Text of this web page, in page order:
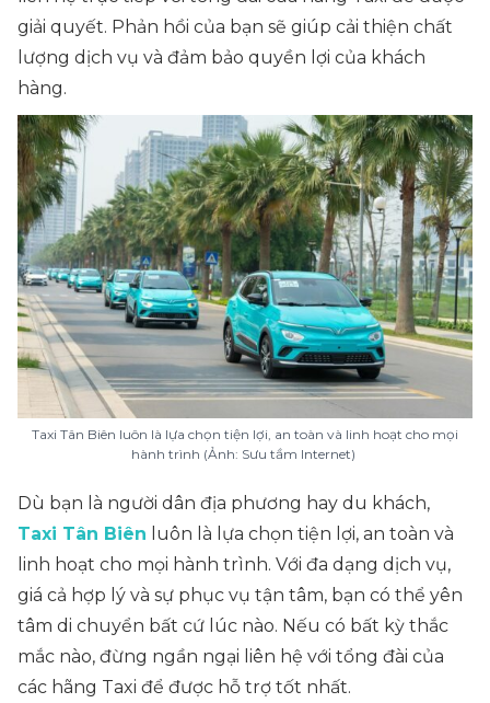
giải quyết. Phản hồi của bạn sẽ giúp cải thiện chất
lượng dịch vụ và đảm bảo quyền lợi của khách
hàng.
Taxi Tân Biên luôn là lựa chọn tiện lợi, an toàn và linh hoạt cho mọi
hành trình (Ảnh: Sưu tầm Internet)
Dù bạn là người dân địa phương hay du khách,
Taxi Tân Biên luôn là lựa chọn tiện lợi, an toàn và
linh hoạt cho mọi hành trình. Với đa dạng dịch vụ,
giá cả hợp lý và sự phục vụ tận tâm, bạn có thể yên
tâm di chuyển bất cứ lúc nào. Nếu có bất kỳ thắc
mắc nào, đừng ngần ngại liên hệ với tổng đài của
các hãng Taxi để được hỗ trợ tốt nhất.